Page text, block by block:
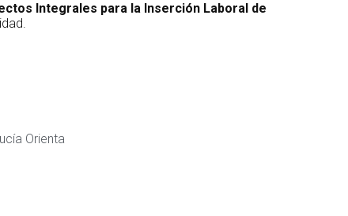
Integrales para la Inserción Laboral de
Orienta